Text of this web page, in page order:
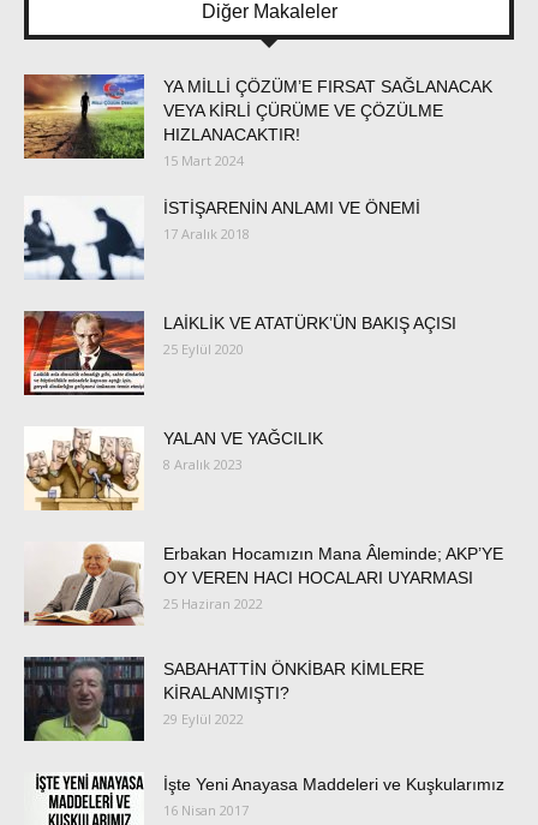
Diğer Makaleler
YA MİLLİ ÇÖZÜM’E FIRSAT SAĞLANACAK
VEYA KİRLİ ÇÜRÜME VE ÇÖZÜLME
HIZLANACAKTIR!
15 Mart 2024
İSTİŞARENİN ANLAMI VE ÖNEMİ
17 Aralık 2018
LAİKLİK VE ATATÜRK’ÜN BAKIŞ AÇISI
25 Eylül 2020
YALAN VE YAĞCILIK
8 Aralık 2023
Erbakan Hocamızın Mana Âleminde; AKP’YE
OY VEREN HACI HOCALARI UYARMASI
25 Haziran 2022
SABAHATTİN ÖNKİBAR KİMLERE
KİRALANMIŞTI?
29 Eylül 2022
İşte Yeni Anayasa Maddeleri ve Kuşkularımız
16 Nisan 2017